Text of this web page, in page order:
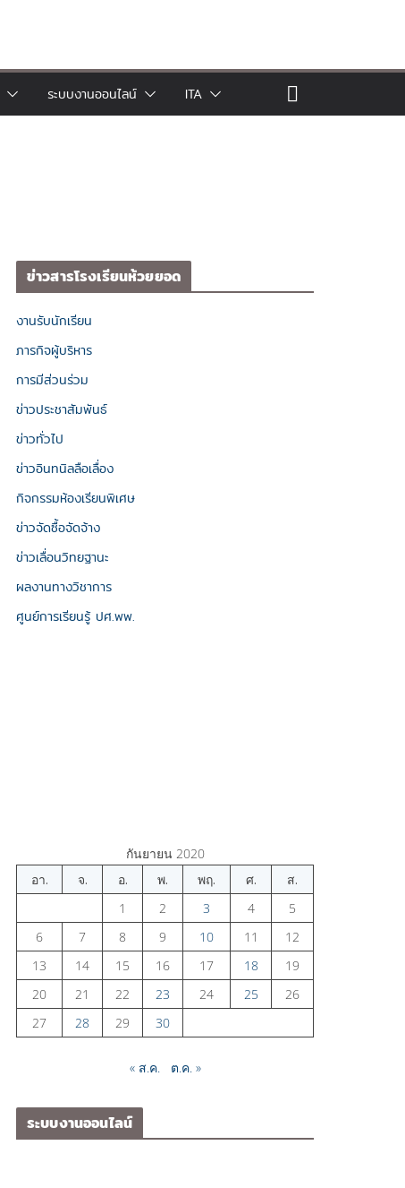
ระบบงานออนไลน์ ITA
ข่าวสารโรงเรียนห้วยยอด
งานรับนักเรียน
ภารกิจผู้บริหาร
การมีส่วนร่วม
ข่าวประชาสัมพันธ์
ข่าวทั่วไป
ข่าวอินทนิลลือเลื่อง
กิจกรรมห้องเรียนพิเศษ
ข่าวจัดซื้อจัดจ้าง
ข่าวเลื่อนวิทยฐานะ
ผลงานทางวิชาการ
ศูนย์การเรียนรู้ ปศ.พพ.
กันยายน 2020
อา.
จ. อ. พ. พฤ. ศ.
ส.
1
2 3 4
5
6
7 8 9 10 11
12
13
14 15 16 17 18
19
20
21 22 23 24 25
26
27
28 29 30
« ส.ค. ต.ค. »
ระบบงานออนไลน์